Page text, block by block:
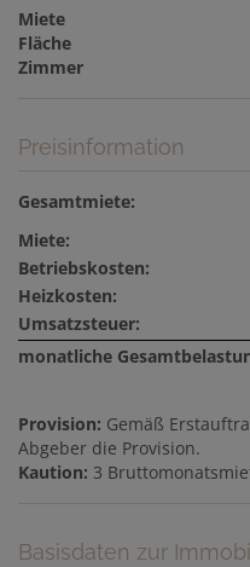
Miete
Fläche
Zimmer
Preisinformation
Gesamtmiete:
Miete:
Betriebskosten:
Heizkosten:
Umsatzsteuer:
monatliche
Provision: Gemäß
Abgeber die Provision.
Kaution: 3
Basisdaten zur